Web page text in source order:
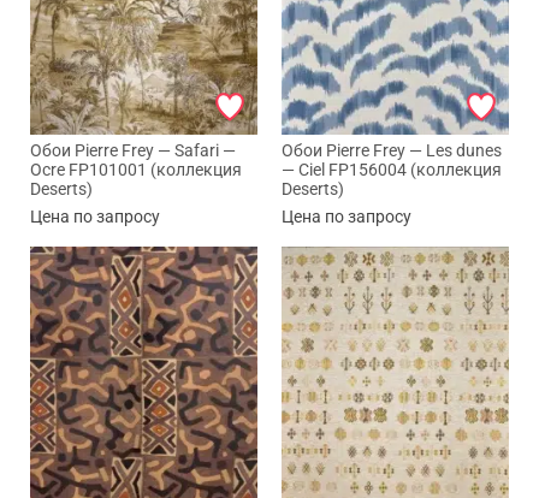
Обои Pierre Frey — Safari —
Ocre FP101001 (коллекция
Deserts)
Цена по запросу
Обои Pierre Frey — Les dunes
— Ciel FP156004 (коллекция
Deserts)
Цена по запросу